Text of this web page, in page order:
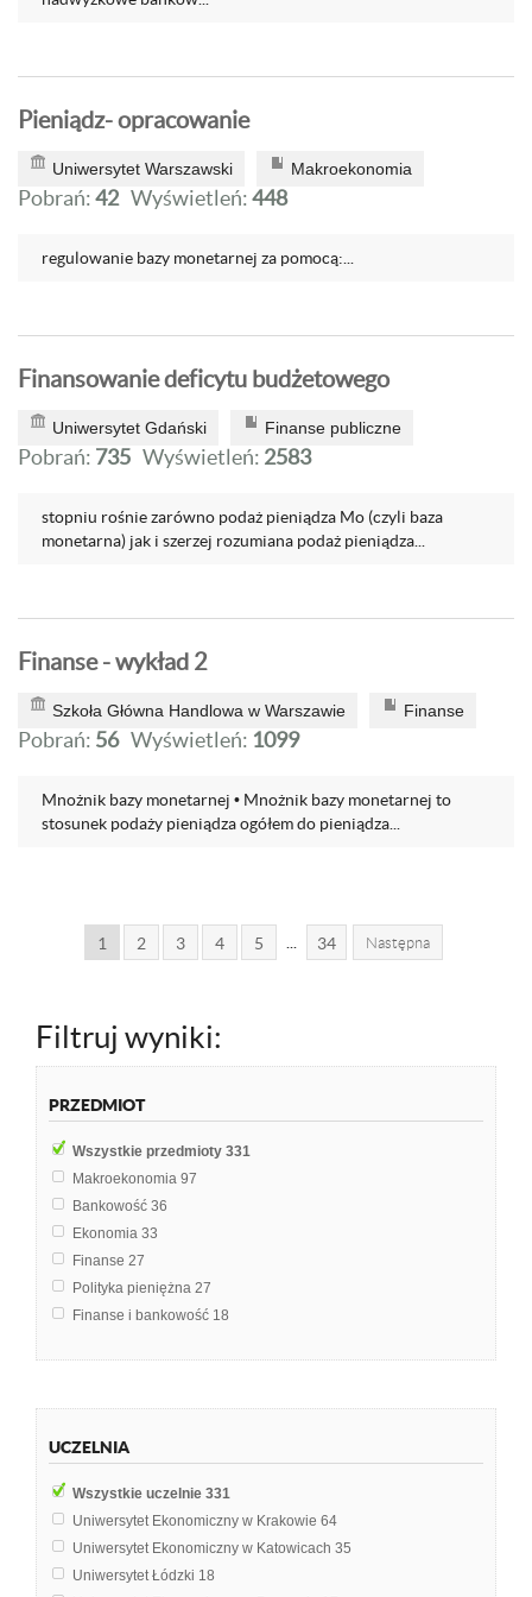
Pieniądz- opracowanie
Uniwersytet Warszawski Makroekonomia
Pobrań:42 Wyświetleń:448
regulowanie bazy monetarnej za pomocą:...
Finansowanie deficytu budżetowego
Uniwersytet Gdański Finanse publiczne
Pobrań: 735 Wyświetleń: 2583
stopniu rośnie zarówno podaż pieniądza Mo (czyli baza
monetarna) jak i szerzej rozumiana podaż pieniądza...
Finanse - wykład 2
Szkoła Główna Handlowa w Warszawie Finanse
Pobrań: 56 Wyświetleń: 1099
Mnożnik bazy monetarnej • Mnożnik bazy monetarnej to
stosunek podaży pieniądza ogółem do pieniądza...
1 2 3 4 5 34 Następna
Filtruj wyniki:
PRZEDMIOT
Wszystkie przedmioty 331
Makroekonomia 97
Bankowość 36
Ekonomia 33
Finanse 27
Polityka pieniężna 27
Finanse i bankowość 18
Systemy bankowe
UCZELNIA
Wszystkie uczelnie 331
Uniwersytet Ekonomiczny w Krakowie 64
Uniwersytet Ekonomiczny w Katowicach 35
Uniwersytet Łódzki 18